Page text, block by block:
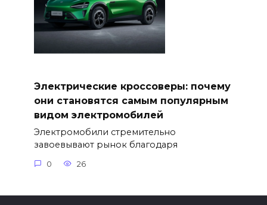
Электрические кроссоверы: почему
они становятся самым популярным
видом электромобилей
Электромобили стремительно
завоевывают рынок благодаря
0 26